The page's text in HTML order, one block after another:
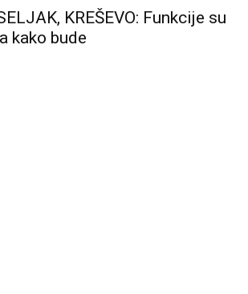
KREŠEVO: Funkcije su
kako bude